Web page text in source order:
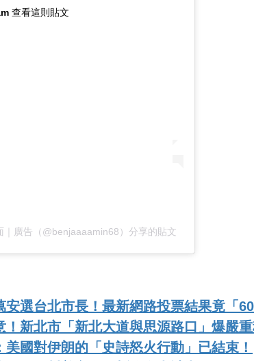
查看這則貼文
廣告（@benjaaaamin68）分享的貼文
選台北市長！最新網路投票結果竟「60
！新北市「新北大道與思源路口」爆嚴
美國對伊朗的「史詩怒火行動」已結束！